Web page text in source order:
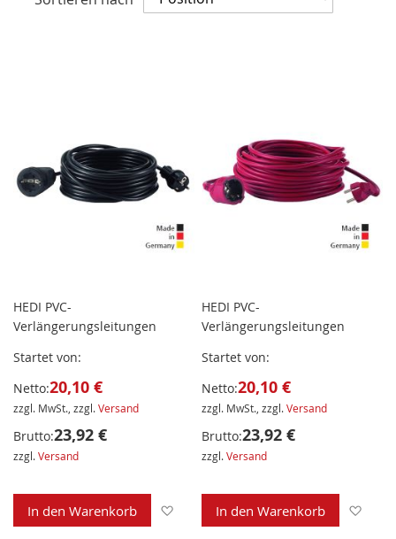
HEDI PVC-
Verlängerungsleitungen
Startet von
Netto:20,10 €
zzgl. MwSt., zzgl.Versand
Brutto:23,92 €
zzgl.Versand
In den Warenkorb Zur Wunschliste hinzufügen
HEDI PVC-
Verlängerungsleitungen
Startet von
Netto:20,10 €
zzgl. MwSt., zzgl.Versand
Brutto:23,92 €
zzgl.Versand
In den Warenkorb